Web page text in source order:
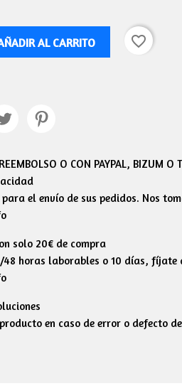
AL CARRITO favorite_border
O CON PAYPAL, BIZUM O
el envío de sus pedidos. Nos
solo 20€ de compra
48 horas laborables o 10 días, fíjate
en caso de error o defecto